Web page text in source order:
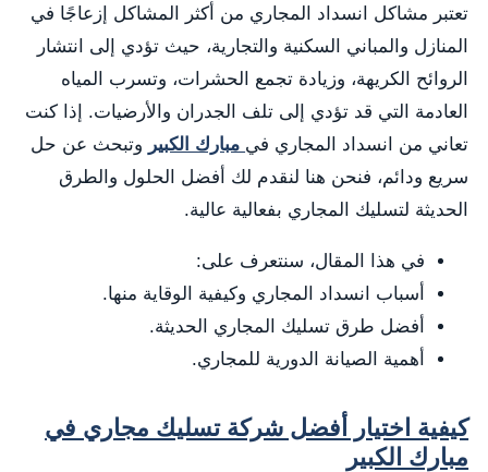
تعتبر مشاكل انسداد المجاري من أكثر المشاكل إزعاجًا في
المنازل والمباني السكنية والتجارية، حيث تؤدي إلى انتشار
الروائح الكريهة، وزيادة تجمع الحشرات، وتسرب المياه
العادمة التي قد تؤدي إلى تلف الجدران والأرضيات. إذا كنت
تعاني من انسداد المجاري في مبارك الكبير وتبحث عن حل
سريع ودائم، فنحن هنا لنقدم لك أفضل الحلول والطرق
الحديثة لتسليك المجاري بفعالية عالية.
في هذا المقال، سنتعرف على:
أسباب انسداد المجاري وكيفية الوقاية منها.
أفضل طرق تسليك المجاري الحديثة.
أهمية الصيانة الدورية للمجاري.
كيفية اختيار أفضل شركة تسليك مجاري في
مبارك الكبير